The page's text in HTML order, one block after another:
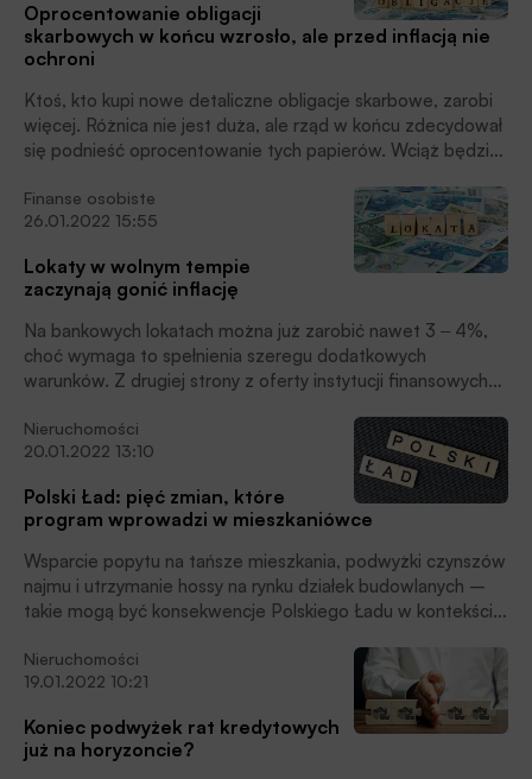
Oprocentowanie obligacji
skarbowych w końcu wzrosło, ale przed inflacją nie
ochroni
Ktoś, kto kupi nowe detaliczne obligacje skarbowe, zarobi
więcej. Różnica nie jest duża, ale rząd w końcu zdecydował
się podnieść oprocentowanie tych papierów. Wciąż będzie
Turek, główny analityk HRE Investments.
Finanse osobiste
26.01.2022 15:55
Lokaty w wolnym tempie
zaczynają gonić inflację
Na bankowych lokatach można już zarobić nawet 3 ‒ 4%,
choć wymaga to spełnienia szeregu dodatkowych
warunków. Z drugiej strony z oferty instytucji finansowych
promilach. Problem w tym, że to wciąż o wiele za mało, aby
podjąć walkę z inflacją, podkreślają eksperci HRE
Nieruchomości
20.01.2022 13:10
Polski Ład: pięć zmian, które
program wprowadzi w mieszkaniówce
Wsparcie popytu na tańsze mieszkania, podwyżki czynszów
najmu i utrzymanie hossy na rynku działek budowlanych –
takie mogą być konsekwencje Polskiego Ładu w kontekście
Nieruchomości
19.01.2022 10:21
Koniec podwyżek rat kredytowych
już na horyzoncie?